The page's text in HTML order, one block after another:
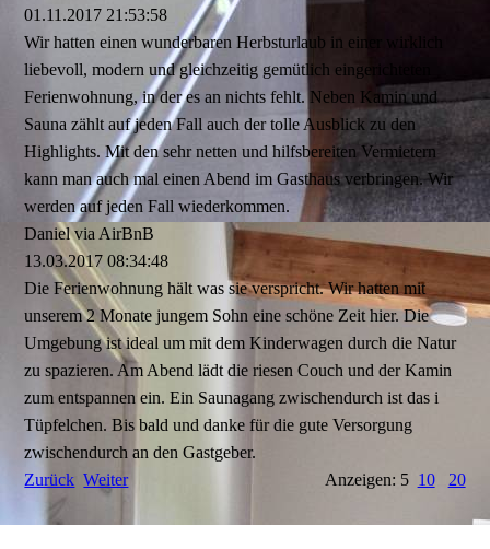
01.11.2017 21:53:58
Wir hatten einen wunderbaren Herbsturlaub in einer wirklich
liebevoll, modern und gleichzeitig gemütlich eingerichteten
Ferienwohnung, in der es an nichts fehlt. Neben Kamin und
Sauna zählt auf jeden Fall auch der tolle Ausblick zu den
Highlights. Mit den sehr netten und hilfsbereiten Vermietern
kann man auch mal einen Abend im Gasthaus verbringen. Wir
werden auf jeden Fall wiederkommen.
Daniel via AirBnB
13.03.2017 08:34:48
Die Ferienwohnung hält was sie verspricht. Wir hatten mit
unserem 2 Monate jungem Sohn eine schöne Zeit hier. Die
Umgebung ist ideal um mit dem Kinderwagen durch die Natur
zu spazieren. Am Abend lädt die riesen Couch und der Kamin
zum entspannen ein. Ein Saunagang zwischendurch ist das i
Tüpfelchen. Bis bald und danke für die gute Versorgung
zwischendurch an den Gastgeber.
Zurück Weiter Anzeigen: 5 10 20